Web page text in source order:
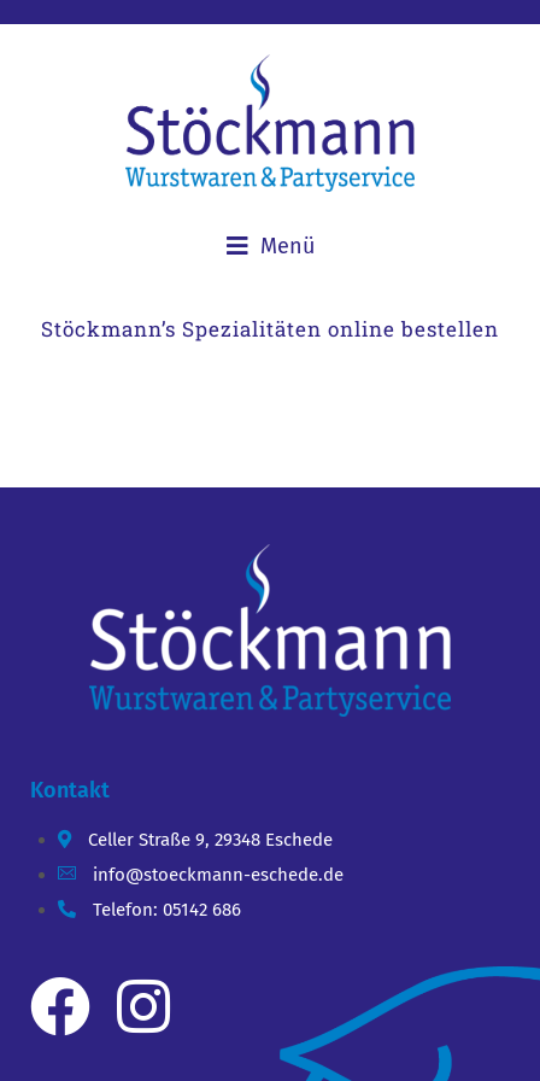
Menü
Stöckmann’s Spezialitäten online bestellen
Kontakt
Celler Straße 9, 29348 Eschede
info@stoeckmann-eschede.de
Telefon: 05142 686